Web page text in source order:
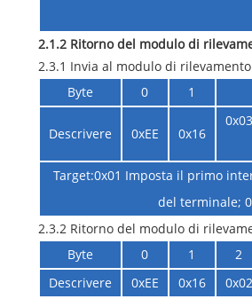
2.1.2 Ritorno del modulo di
2.3.1 Invia al modulo di
Byte
0 1
Descrivere 0xEE 0x16
Target:0x01 Imposta il primo
del terminale;
2.3.2 Ritorno del modulo di
Byte
0 1 2
Descrivere
0xEE 0x16 0x02